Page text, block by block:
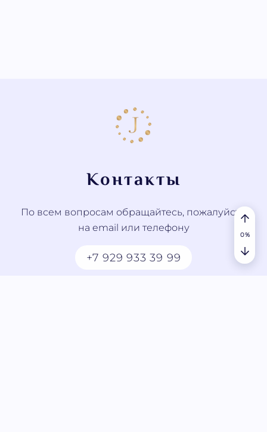
Контакты
По всем вопросам обращайтесь, пожалуйста,
на email или телефону
+7 929 933 39 99